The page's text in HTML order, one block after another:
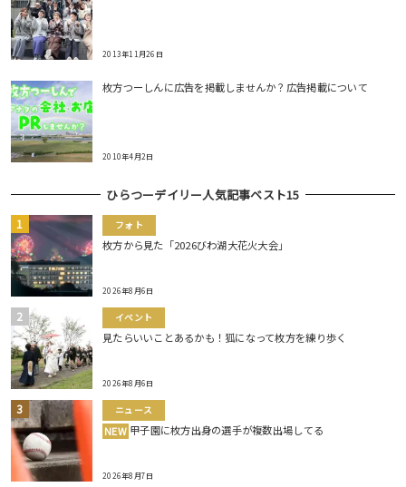
2013年11月26日
枚方つーしんに広告を掲載しませんか？広告掲載について
2010年4月2日
ひらつーデイリー人気記事ベスト15
フォト
枚方から見た「2026びわ湖大花火大会」
2026年8月6日
イベント
見たらいいことあるかも！狐になって枚方を練り歩く
2026年8月6日
ニュース
NEW 甲子園に枚方出身の選手が複数出場してる
2026年8月7日